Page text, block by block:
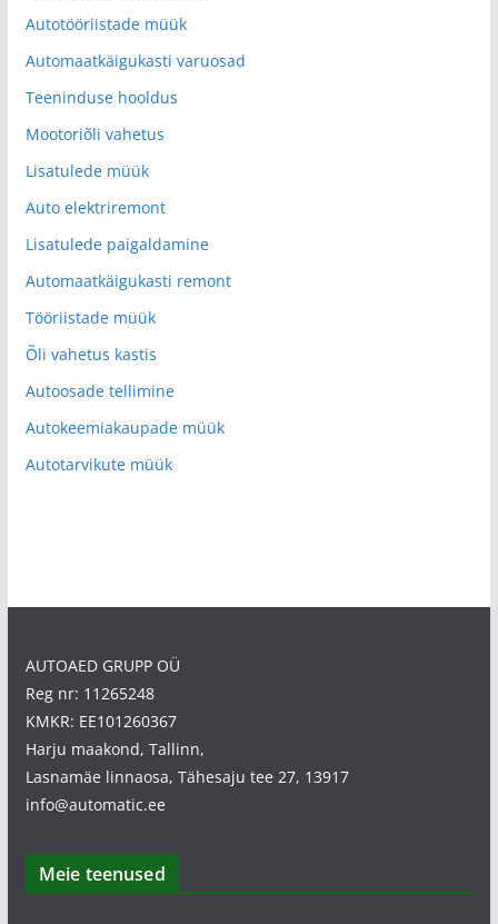
Autotööriistade müük
Automaatkäigukasti varuosad
Teeninduse hooldus
Mootoriõli vahetus
Lisatulede müük
Auto elektriremont
Lisatulede paigaldamine
Automaatkäigukasti remont
Tööriistade müük
Õli vahetus kastis
Autoosade tellimine
Autokeemiakaupade müük
Autotarvikute müük
AUTOAED GRUPP OÜ
Reg nr: 11265248
KMKR: EE101260367
Harju maakond, Tallinn,
Lasnamäe linnaosa, Tähesaju tee 27, 13917
info@automatic.ee
Meie teenused